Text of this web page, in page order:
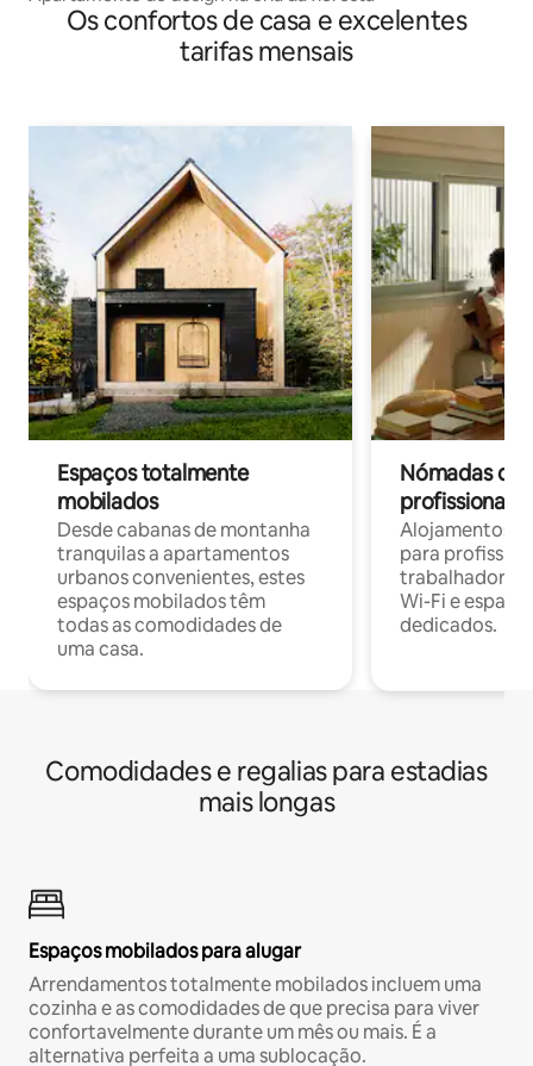
Os confortos de casa e excelentes
tarifas mensais
Espaços totalmente
mobilados
Desde cabanas de montanha
tranquilas a apartamentos
urbanos convenientes, estes
espaços mobilados têm
todas as comodidades de
uma casa.
Nómadas
profissionais
Alojamentos
para
trabalhadores
Wi-Fi e
dedicados.
Comodidades e regalias para estadias
mais longas
Espaços mobilados para alugar
Arrendamentos totalmente mobilados incluem uma
cozinha e as comodidades de que precisa para viver
confortavelmente durante um mês ou mais. É a
alternativa perfeita a uma sublocação.